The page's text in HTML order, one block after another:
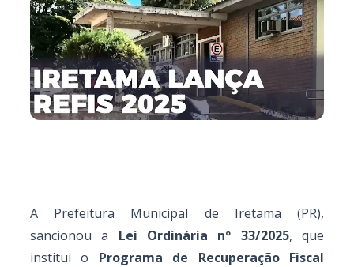
A Prefeitura Municipal de Iretama (PR),
sancionou a Lei Ordinária nº 33/2025, que
institui o Programa de Recuperação Fiscal